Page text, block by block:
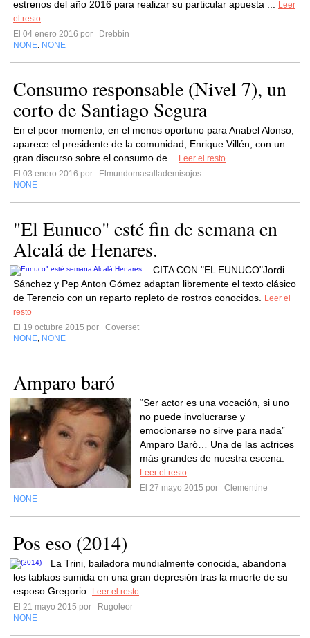
estrenos del año 2016 para realizar su particular apuesta ...
Leer
el resto
El 04 enero 2016 por
Drebbin
NONE NONE
Consumo responsable (Nivel 7), un
corto de Santiago Segura
En el peor momento, en el menos oportuno para Anabel Alonso,
aparece el presidente de la comunidad, Enrique Villén, con un
gran discurso sobre el consumo de...
Leer el resto
El 03 enero 2016 por
Elmundomasallademisojos
NONE
"El Eunuco" esté fin de semana en
Alcalá de Henares.
CITA CON "EL EUNUCO"Jordi
Sánchez y Pep Anton Gómez adaptan libremente el texto clásico
de Terencio con un reparto repleto de rostros conocidos.
Leer el
resto
El 19 octubre 2015 por
Coverset
NONE NONE
Amparo baró
“Ser actor es una vocación, si uno
no puede involucrarse y
emocionarse no sirve para nada”
Amparo Baró… Una de las actrices
más grandes de nuestra escena.
Leer el resto
El 27 mayo 2015 por
Clementine
NONE
Pos eso (2014)
La Trini, bailadora mundialmente conocida, abandona
los tablaos sumida en una gran depresión tras la muerte de su
esposo Gregorio.
Leer el resto
El 21 mayo 2015 por
Rugoleor
NONE